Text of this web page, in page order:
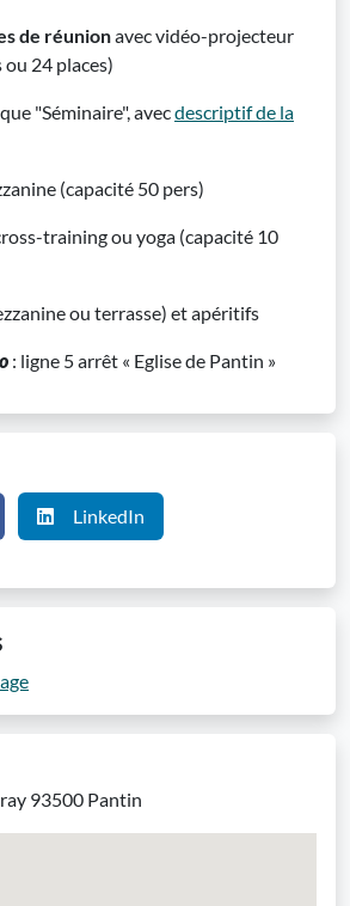
de réunionavec vidéo-projecteur
ou 24 places)
"Séminaire", avecdescriptif de la
(capacité 50 pers)
training ou yoga (capacité 10
ou terrasse) et apéritifs
: ligne 5 arrêt « Eglise de Pantin »
LinkedIn
93500 Pantin